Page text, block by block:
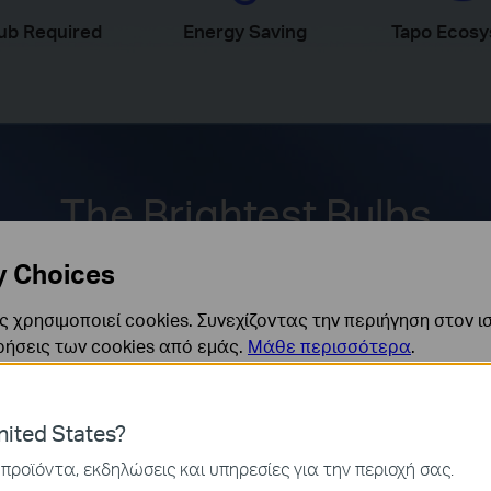
Required Energy Saving Tapo
The Brightest Bulbs
else.They are built to last for over five and a half years of
25000Lifespan
States?
εκδηλώσεις και υπηρεσίες για την περιοχή σας.
Choices
cookies. Συνεχίζοντας την περιήγηση στον
των cookies από εμάς. Μάθε περισσότερα.
απαραίτητα για τη λειτουργία του ιστότοπου και δεν
στα συστήματά σας.